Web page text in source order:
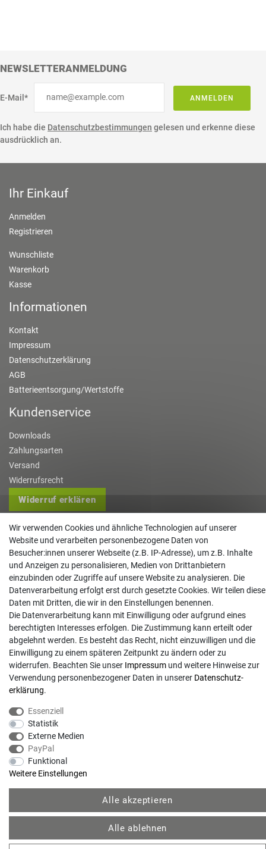
NEWSLETTERANMELDUNG
E-Mail* ANMELDEN
Ich habe die Datenschutzbestimmungen gelesen und erkenne diese
ausdrücklich an.
Ihr Einkauf
Anmelden
Registrieren
Wunschliste
Warenkorb
Kasse
Informationen
Kontakt
Impressum
Datenschutzerklärung
AGB
Batterieentsorgung/Wertstoffe
Kundenservice
Downloads
Zahlungsarten
Versand
Widerrufsrecht
Widerruf erklären
Kontakt
info@gartentechnik-hansen.de
0481 8565-0
Mo. - Do. 08:00 - 17:00 | Fr. 8:00 - 15:00
Anrufe aus dem dt. Festnetz zum Ortstarif, Preise aus dem Mobilfunknetz ggf.
abweichend (abhängig vom Provider).
© Copyright 2026 | Alle Rechte vorbehalten. - Gartentechnik Hansen | Realisation
Wir verwenden Cookies und ähnliche Technologien auf unserer
Website und verarbeiten personenbezogene Daten von
Besucher:innen unserer Webseite (z.B. IP-Adresse), um z.B. Inhalte
und Anzeigen zu personalisieren, Medien von Drittanbietern
einzubinden oder Zugriffe auf unsere Website zu analysieren. Die
Datenverarbeitung erfolgt erst durch gesetzte Cookies. Wir teilen diese
Daten mit Dritten, die wir in den Einstellungen benennen.
Die Datenverarbeitung kann mit Einwilligung oder aufgrund eines
berechtigten Interesses erfolgen. Die Zustimmung kann erteilt oder
abgelehnt werden. Es besteht das Recht, nicht einzuwilligen und die
Einwilligung zu einem späteren Zeitpunkt zu ändern oder zu
widerrufen. Beachten Sie unser Impressum und weitere Hinweise zur
Verwendung personenbezogener Daten in unserer Daten­schutz­
erklärung.
Essenziell
Statistik
Externe Medien
PayPal
Funktional
Weitere Einstellungen
Alle akzeptieren
Alle ablehnen